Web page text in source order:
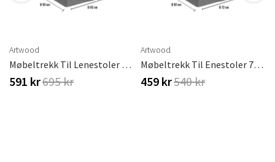
Artwood
Møbeltrekk Til Lenestoler 83 X 93 Cm Artwood
591 kr695 kr
Artwood
Møbeltrekk Til Enestoler 72 X 83 Cm Artwood
459 kr540 kr